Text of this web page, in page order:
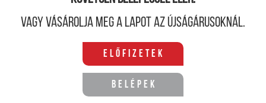
Vagy vásárolja meg a lapot az újságárusoknál.
Előfizetek
Belépek